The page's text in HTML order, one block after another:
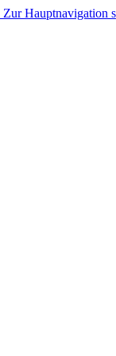
Zur Hauptnavigation